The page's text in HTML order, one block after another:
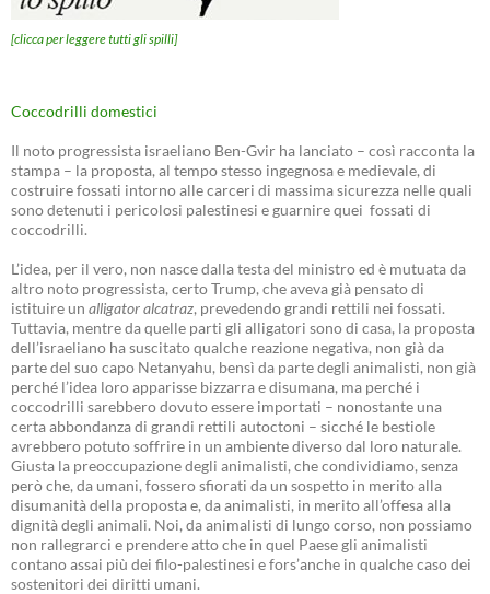
[clicca per leggere tutti gli spilli]
Coccodrilli domestici
Il noto progressista israeliano Ben-Gvir ha lanciato – così racconta la
stampa – la proposta, al tempo stesso ingegnosa e medievale, di
costruire fossati intorno alle carceri di massima sicurezza nelle quali
sono detenuti i pericolosi palestinesi e guarnire quei fossati di
coccodrilli.
L’idea, per il vero, non nasce dalla testa del ministro ed è mutuata da
altro noto progressista, certo Trump, che aveva già pensato di
istituire un alligator alcatraz, prevedendo grandi rettili nei fossati.
Tuttavia, mentre da quelle parti gli alligatori sono di casa, la proposta
dell’israeliano ha suscitato qualche reazione negativa, non già da
parte del suo capo Netanyahu, bensì da parte degli animalisti, non già
perché l’idea loro apparisse bizzarra e disumana, ma perché i
coccodrilli sarebbero dovuto essere importati – nonostante una
certa abbondanza di grandi rettili autoctoni – sicché le bestiole
avrebbero potuto soffrire in un ambiente diverso dal loro naturale.
Giusta la preoccupazione degli animalisti, che condividiamo, senza
però che, da umani, fossero sfiorati da un sospetto in merito alla
disumanità della proposta e, da animalisti, in merito all’offesa alla
dignità degli animali. Noi, da animalisti di lungo corso, non possiamo
non rallegrarci e prendere atto che in quel Paese gli animalisti
contano assai più dei filo-palestinesi e fors’anche in qualche caso dei
sostenitori dei diritti umani.